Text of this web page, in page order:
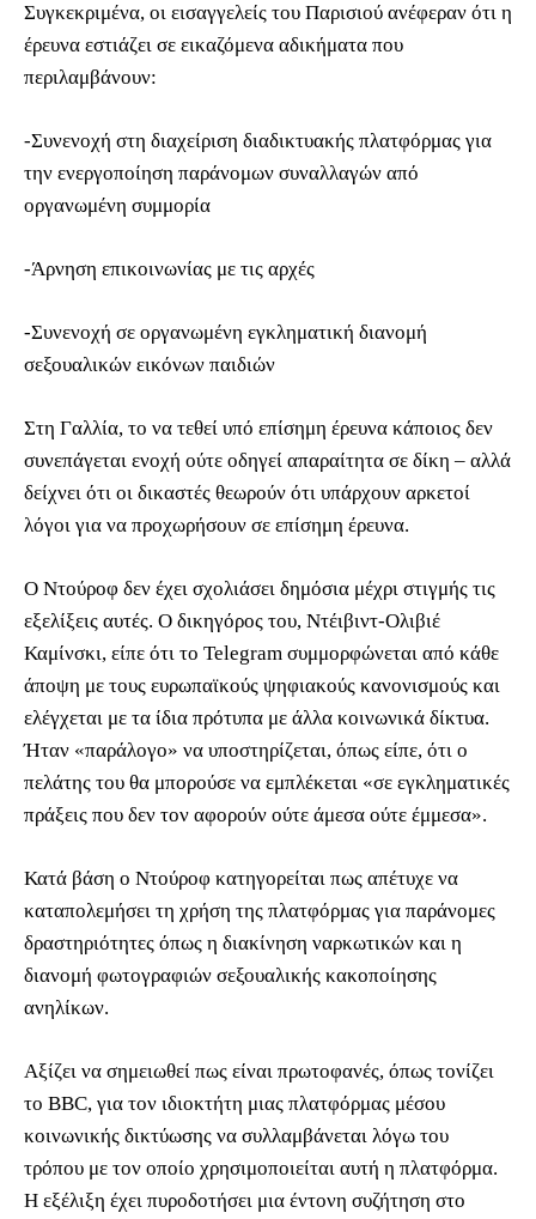
Συγκεκριμένα, οι εισαγγελείς του Παρισιού ανέφεραν ότι η
έρευνα εστιάζει σε εικαζόμενα αδικήματα που
περιλαμβάνουν:
-Συνενοχή στη διαχείριση διαδικτυακής πλατφόρμας για
την ενεργοποίηση παράνομων συναλλαγών από
οργανωμένη συμμορία
-Άρνηση επικοινωνίας με τις αρχές
-Συνενοχή σε οργανωμένη εγκληματική διανομή
σεξουαλικών εικόνων παιδιών
Στη Γαλλία, το να τεθεί υπό επίσημη έρευνα κάποιος δεν
συνεπάγεται ενοχή ούτε οδηγεί απαραίτητα σε δίκη – αλλά
δείχνει ότι οι δικαστές θεωρούν ότι υπάρχουν αρκετοί
λόγοι για να προχωρήσουν σε επίσημη έρευνα.
Ο Ντούροφ δεν έχει σχολιάσει δημόσια μέχρι στιγμής τις
εξελίξεις αυτές. Ο δικηγόρος του, Ντέιβιντ-Ολιβιέ
Καμίνσκι, είπε ότι το Telegram συμμορφώνεται από κάθε
άποψη με τους ευρωπαϊκούς ψηφιακούς κανονισμούς και
ελέγχεται με τα ίδια πρότυπα με άλλα κοινωνικά δίκτυα.
Ήταν «παράλογο» να υποστηρίζεται, όπως είπε, ότι ο
πελάτης του θα μπορούσε να εμπλέκεται «σε εγκληματικές
πράξεις που δεν τον αφορούν ούτε άμεσα ούτε έμμεσα».
Κατά βάση ο Ντούροφ κατηγορείται πως απέτυχε να
καταπολεμήσει τη χρήση της πλατφόρμας για παράνομες
δραστηριότητες όπως η διακίνηση ναρκωτικών και η
διανομή φωτογραφιών σεξουαλικής κακοποίησης
ανηλίκων.
Αξίζει να σημειωθεί πως είναι πρωτοφανές, όπως τονίζει
το BBC, για τον ιδιοκτήτη μιας πλατφόρμας μέσου
κοινωνικής δικτύωσης να συλλαμβάνεται λόγω του
τρόπου με τον οποίο χρησιμοποιείται αυτή η πλατφόρμα.
H εξέλιξη έχει πυροδοτήσει μια έντονη συζήτηση στο